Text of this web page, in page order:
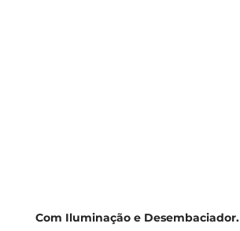
Com Iluminação e Desembaciador.